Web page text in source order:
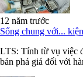
12 năm trước
Sống chung với... kiện
LTS: Tính từ vụ việc
bán phá giá đối với